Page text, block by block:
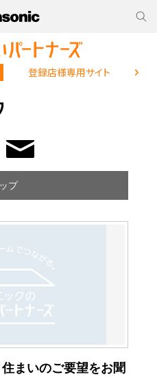
登録店様専用サイト
プ
まいのご要望をお聞